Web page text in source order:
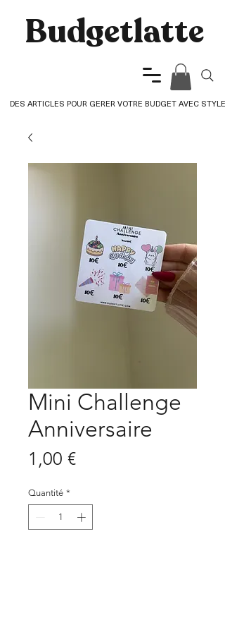
Budgetlatte​
DES ARTICLES POUR GERER VOTRE BUDGET AVEC STYLE
Mini Challenge
Anniversaire
1,00 €Prix
Quantité *